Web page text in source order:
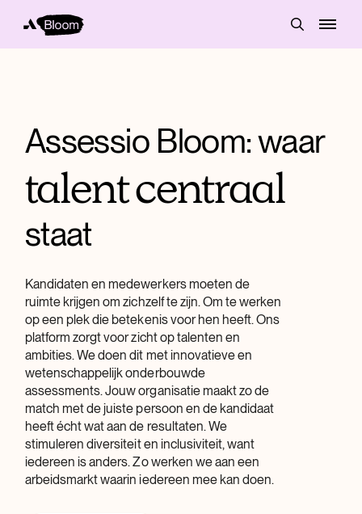
Assessio Bloom: waar
talentcentraal
staat
Kandidaten en medewerkers moeten de
ruimte krijgen om zichzelf te zijn. Om te werken
op een plek die betekenis voor hen heeft. Ons
platform zorgt voor zicht op talenten en
ambities. We doen dit met innovatieve en
wetenschappelijk onderbouwde
assessments. Jouw organisatie maakt zo de
match met de juiste persoon en de kandidaat
heeft écht wat aan de resultaten. We
stimuleren diversiteit en inclusiviteit, want
iedereen is anders. Zo werken we aan een
arbeidsmarkt waarin iedereen mee kan doen.